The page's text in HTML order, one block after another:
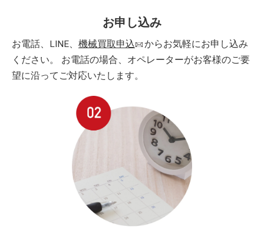
お申し込み
お電話、LINE、 機械買取申込
からお気軽にお申し込み
ください。 お電話の場合、オペレーターがお客様のご要
望に沿ってご対応いたします。